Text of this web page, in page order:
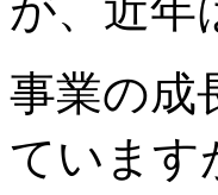
が、近年
事業の成
ています